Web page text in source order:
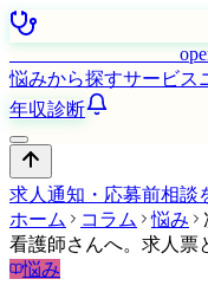
悩みから探すサービス
年収診断
求人通知・応募前相談
ホーム
コラム 悩み
看護師さんへ。求人票
悩み